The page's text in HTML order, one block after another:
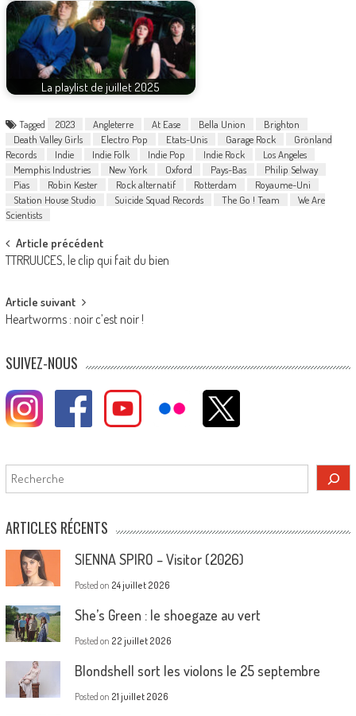
La playlist de juillet 2025
Tagged 2023 Angleterre At Ease Bella Union
Brighton
Death Valley Girls
Electro Pop Etats-Unis Garage Rock
Grönland
Records
Indie Indie Folk Indie Pop Indie Rock
Los Angeles
Memphis Industries
New York Oxford Pays-Bas
Philip Selway
Pias
Robin Kester Rock alternatif Rotterdam
Royaume-Uni
Station House Studio
Suicide Squad Records The Go ! Team
We Are
Scientists
Post
navigation
Article précédent
TTRRUUCES, le clip qui fait du bien
Article suivant
Heartworms : noir c’est noir !
SUIVEZ-NOUS
Rechercher
ARTICLES RÉCENTS
SIENNA SPIRO – Visitor (2026)
Posted on 24 juillet 2026
She’s Green : le shoegaze au vert
Posted on 22 juillet 2026
Blondshell sort les violons le 25 septembre
Posted on 21 juillet 2026